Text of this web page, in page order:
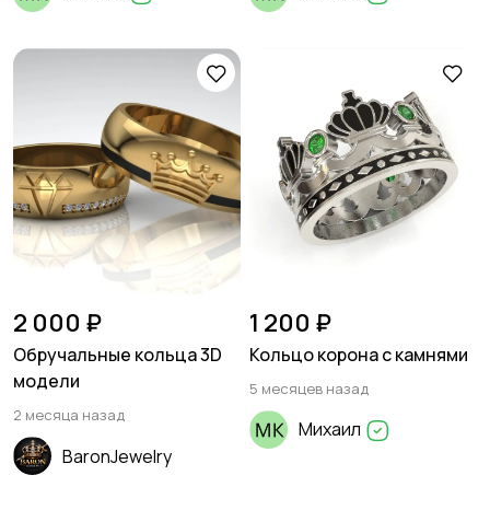
2 000 ₽
Обручальные кольца 3D
модели
2 месяца назад
BaronJewelry
1 200 ₽
Кольцо корона с камнями
5 месяцев назад
Михаил